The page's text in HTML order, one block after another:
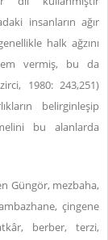
insanların ağır
halk ağzını
vermiş, bu da
1980: 243,251)
belirginleşip
bu alanlarda
Güngör, mezbaha,
çingene
berber, terzi,